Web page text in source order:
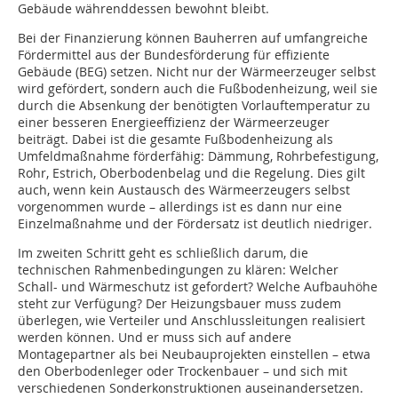
Gebäude währenddessen bewohnt bleibt.
Bei der Finanzierung können Bauherren auf umfangreiche
Fördermittel aus der Bundesförderung für effiziente
Gebäude (BEG) setzen. Nicht nur der Wärmeerzeuger selbst
wird gefördert, sondern auch die Fußbodenheizung, weil sie
durch die Absenkung der benötigten Vorlauftemperatur zu
einer besseren Energieeffizienz der Wärmeerzeuger
beiträgt. Dabei ist die gesamte Fußbodenheizung als
Umfeldmaßnahme förderfähig: Dämmung, Rohrbefestigung,
Rohr, Estrich, Oberbodenbelag und die Regelung. Dies gilt
auch, wenn kein Austausch des Wärmeerzeugers selbst
vorgenommen wurde – allerdings ist es dann nur eine
Einzelmaßnahme und der Fördersatz ist deutlich niedriger.
Im zweiten Schritt geht es schließlich darum, die
technischen Rahmenbedingungen zu klären: Welcher
Schall- und Wärmeschutz ist gefordert? Welche Aufbauhöhe
steht zur Verfügung? Der Heizungsbauer muss zudem
überlegen, wie Verteiler und Anschlussleitungen realisiert
werden können. Und er muss sich auf andere
Montagepartner als bei Neubauprojekten einstellen – etwa
den Oberbodenleger oder Trockenbauer – und sich mit
verschiedenen Sonderkonstruktionen auseinandersetzen.